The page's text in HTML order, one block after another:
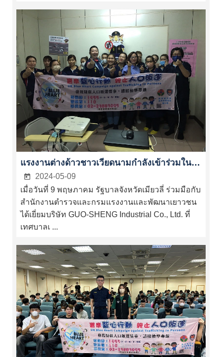
Tiếng
Bahasa
Indonesia
คู่มือ
เว็บไซต์
นโยบาย
ความ
ส่วน
นโยบาย
ความ
ปลอดภัย
ประกาศ
ข้อมูล
เว็บไซต์
รัฐบาล
แรงงานต่างด้าวชาวเวียดนามกำลังเข้าร่วมในการรณรงค์ "แคมเปญหัวใจสีฟ้า" ของสหประชาชาติเพื่อต่อสู้ร่วมกันกับการค้ามนุษย์
2024-05-09
เมื่อวันที่ 9 พฤษภาคม รัฐบาลจังหวัดเมียวลี่ ร่วมมือกับ
สำนักงานตำรวจและกรมแรงงานและพัฒนาเยาวชน
ได้เยี่ยมบริษัท GUO-SHENG Industrial Co., Ltd. ที่
เทศบาลเ ...